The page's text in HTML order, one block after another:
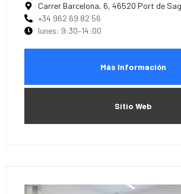
Carrer Barcelona, 6, 46520 Port de
+34 962 69 82 56
lunes: 9:30–14:00
Más Información
Sitio Web